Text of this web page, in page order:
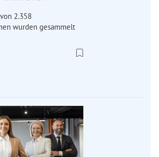
2.358
wurden gesammelt